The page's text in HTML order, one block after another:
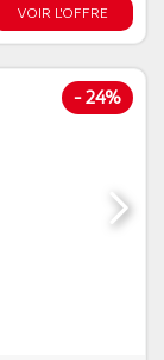
VOIR L'OFFRE
- 24%